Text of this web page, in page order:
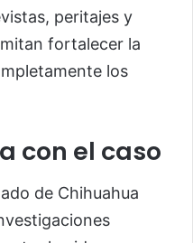
peritajes y
fortalecer la
los
con el caso
de Chihuahua